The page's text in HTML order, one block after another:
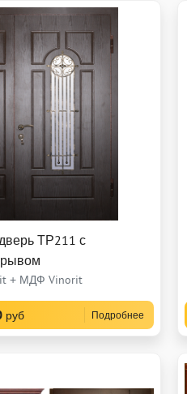
ТР211 с
+ МДФ Vinorit
руб Подробнее